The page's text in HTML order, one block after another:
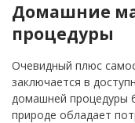
Домашние
процедуры
Очевидный плюс
заключается в
домашней процедуры
природе обладает